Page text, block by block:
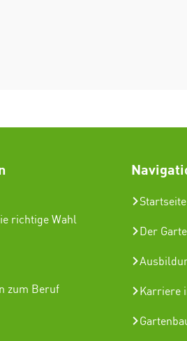
richtige Wahl
zum Beruf
Startseite
Der
Karriere